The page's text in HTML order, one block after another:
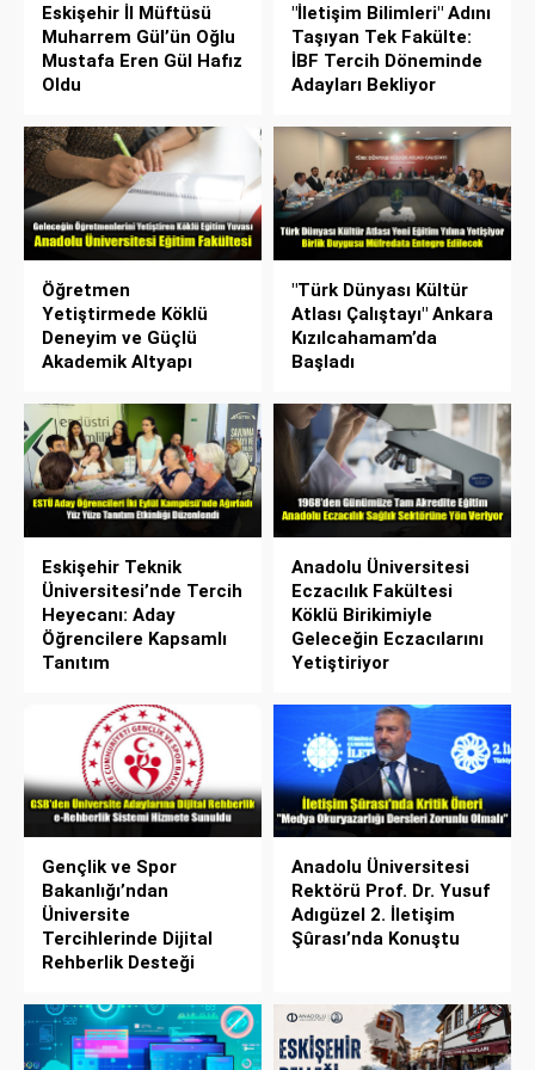
Eskişehir İl Müftüsü
Muharrem Gül’ün Oğlu
Mustafa Eren Gül Hafız
Oldu
"İletişim Bilimleri" Adını
Taşıyan Tek Fakülte:
İBF Tercih Döneminde
Adayları Bekliyor
Öğretmen
Yetiştirmede Köklü
Deneyim ve Güçlü
Akademik Altyapı
"Türk Dünyası Kültür
Atlası Çalıştayı" Ankara
Kızılcahamam’da
Başladı
Eskişehir Teknik
Üniversitesi’nde Tercih
Heyecanı: Aday
Öğrencilere Kapsamlı
Tanıtım
Anadolu Üniversitesi
Eczacılık Fakültesi
Köklü Birikimiyle
Geleceğin Eczacılarını
Yetiştiriyor
Gençlik ve Spor
Bakanlığı’ndan
Üniversite
Tercihlerinde Dijital
Rehberlik Desteği
Anadolu Üniversitesi
Rektörü Prof. Dr. Yusuf
Adıgüzel 2. İletişim
Şûrası’nda Konuştu